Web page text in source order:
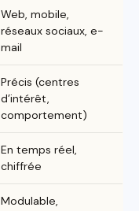
Web, mobile,
réseaux sociaux, e-
mail
Précis (centres
d’intérêt,
comportement)
En temps réel,
chiffrée
Modulable,